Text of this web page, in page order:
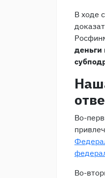
В ходе
деньги
Во-
Во-